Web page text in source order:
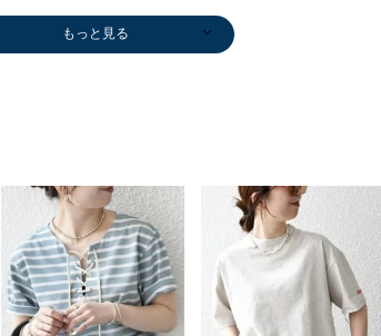
ボストンバッグ
￥5,280
メガネ/サング
ラス
その他パンツ
￥8,855
ロング・マキシ
丈
ノーカラージャ
ケット
ボストンバッグ
￥5,280
メガネ/サング
ラス
キーケース/キ
ーホルダー
ショルダーバッ
グ
ベスト
￥6,325
サンダル/エス
パドリーユ
サンダル/エス
パドリーユ
サンダル/エス
パドリーユ
トートバッグ
￥5,500
デニムパンツ
￥11,550
ショルダーバッ
グ
Tシャツ/カット
ソー
サンダル/エス
パドリーユ
デニムジャケッ
ト
その他パンツ
￥11,000
サンダル/エス
パドリーユ
もっと見る